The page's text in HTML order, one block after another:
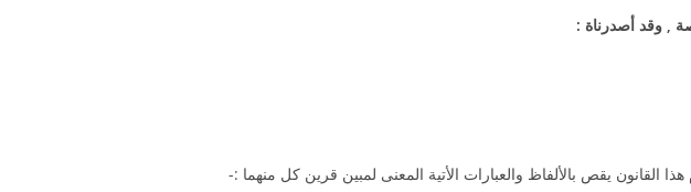
, وقد أصدرناة :
القانون يقص بالألفاظ والعبارات الأتية المعنى لمبين قرين كل منهما :-